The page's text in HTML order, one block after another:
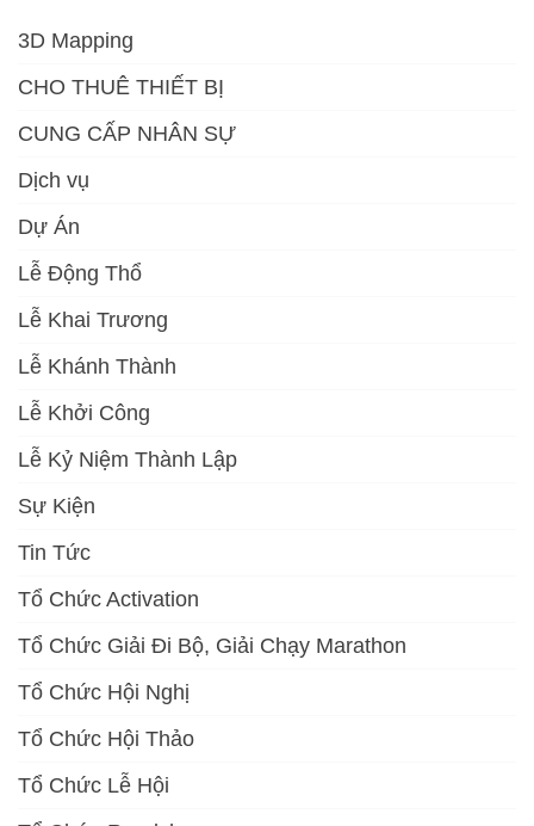
3D Mapping
CHO THUÊ THIẾT BỊ
CUNG CẤP NHÂN SỰ
Dịch vụ
Dự Án
Lễ Động Thổ
Lễ Khai Trương
Lễ Khánh Thành
Lễ Khởi Công
Lễ Kỷ Niệm Thành Lập
Sự Kiện
Tin Tức
Tổ Chức Activation
Tổ Chức Giải Đi Bộ, Giải Chạy Marathon
Tổ Chức Hội Nghị
Tổ Chức Hội Thảo
Tổ Chức Lễ Hội